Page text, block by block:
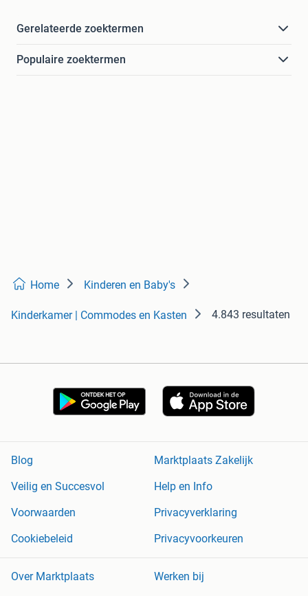
Gerelateerde zoektermen
Populaire zoektermen
Home Kinderen en Baby's
Kinderkamer | Commodes en Kasten 4.843 resultaten
Blog
Marktplaats Zakelijk
Veilig en Succesvol
Help en Info
Voorwaarden
Privacyverklaring
Cookiebeleid
Privacyvoorkeuren
Over Marktplaats Werken bij